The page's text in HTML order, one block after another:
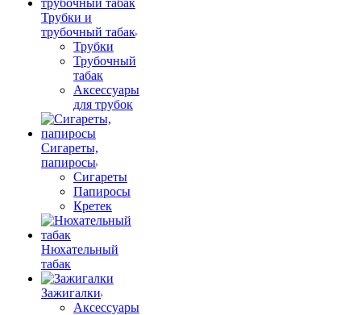
Трубки и
трубочный табак
Трубки
Трубочный
табак
Аксессуары
для трубок
Сигареты,
папиросы
Сигареты
Папиросы
Кретек
Нюхательный
табак
Зажигалки
Аксессуары